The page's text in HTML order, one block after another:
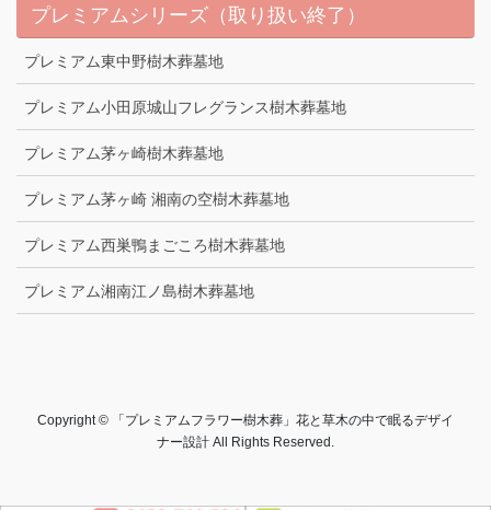
プレミアムシリーズ（取り扱い終了）
プレミアム東中野樹木葬墓地
プレミアム小田原城山フレグランス樹木葬墓地
プレミアム茅ヶ崎樹木葬墓地
プレミアム茅ヶ崎 湘南の空樹木葬墓地
プレミアム西巣鴨まごころ樹木葬墓地
プレミアム湘南江ノ島樹木葬墓地
Copyright © 「プレミアムフラワー樹木葬」花と草木の中で眠るデザイ
ナー設計 All Rights Reserved.